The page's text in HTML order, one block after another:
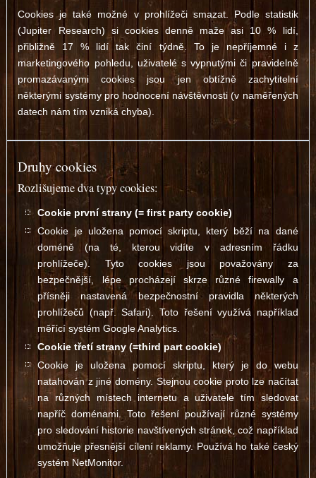
Cookies je také možné v prohlížeči smazat. Podle statistik
(Jupiter Research) si cookies denně maže asi 10 % lidí,
přibližně 17 % lidí tak činí týdně. To je nepříjemné i z
marketingového pohledu, uživatelé s vypnutými či pravidelně
promazávanými cookies jsou jen obtížně zachytitelní
některými systémy pro hodnocení návštěvnosti (v naměřených
datech nám tím vzniká chyba).
Druhy cookies
Rozlišujeme dva typy cookies:
Cookie první strany (= first party cookie)
Cookie je uložena pomocí skriptu, který běží na dané
doméně (na té, kterou vidíte v adresním řádku
prohlížeče). Tyto cookies jsou považovány za
bezpečnější, lépe procházejí skrze různé firewally a
přísněji nastavená bezpečnostní pravidla některých
prohlížečů (např. Safari). Toto řešení využívá například
měřící systém Google Analytics.
Cookie třetí strany (=third part cookie)
Cookie je uložena pomocí skriptu, který je do webu
natahován z jiné domény. Stejnou cookie proto lze načítat
na různých místech internetu a uživatele tím sledovat
napříč doménami. Toto řešení používají různé systémy
pro sledování historie navštívených stránek, což například
umožňuje přesnější cílení reklamy. Používá ho také český
systém NetMonitor.